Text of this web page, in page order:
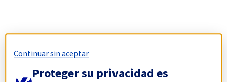
Continuar sin aceptar
Proteger su privacidad es